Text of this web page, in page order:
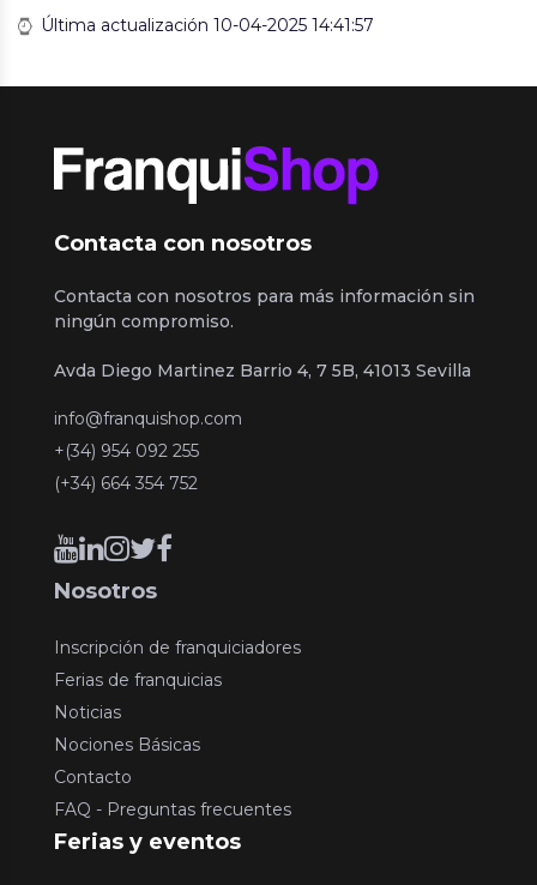
Última actualización 10-04-2025 14:41:57
Contacta con nosotros
Contacta con nosotros para más información sin
ningún compromiso.
Avda Diego Martinez Barrio 4, 7 5B, 41013 Sevilla
info@franquishop.com
+(34) 954 092 255
(+34) 664 354 752
Nosotros
Inscripción de franquiciadores
Ferias de franquicias
Noticias
Nociones Básicas
Contacto
FAQ - Preguntas frecuentes
Ferias y eventos